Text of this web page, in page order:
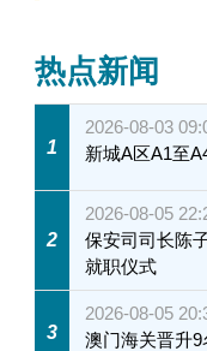
热点新闻
1
2026-08-03
新城A区A1至
2
2026-08-05
保安司司长陈
就职仪式
3
2026-08-05
澳门海关晋升